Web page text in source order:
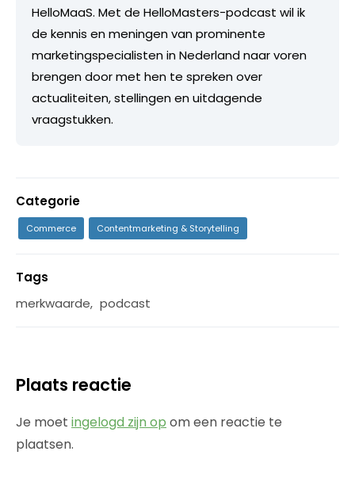
HelloMaaS. Met de HelloMasters-podcast wil ik
de kennis en meningen van prominente
marketingspecialisten in Nederland naar voren
brengen door met hen te spreken over
actualiteiten, stellingen en uitdagende
vraagstukken.
Categorie
Commerce Contentmarketing & Storytelling
Tags
merkwaarde, podcast
Plaats reactie
Je moet ingelogd zijn op om een reactie te
plaatsen.